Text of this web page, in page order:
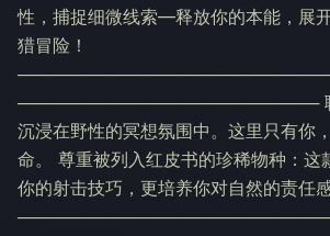
性，捕捉细微线索—释放你的本能，展
猎冒险！
───────────────────────── 聆
沉浸在野性的冥想氛围中。这里只有你
命。 尊重被列入红皮书的珍稀物种：这
你的射击技巧，更培养你对自然的责任感